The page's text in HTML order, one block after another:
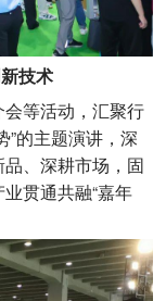
技术
等活动，汇聚行
”的主题演讲，深
、深耕市场，固
贯通共融“嘉年